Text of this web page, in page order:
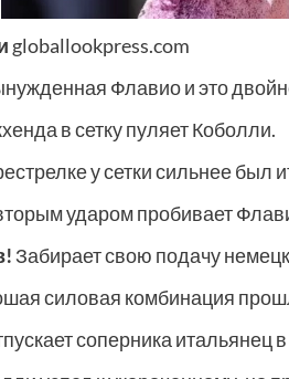
globallookpress.com
Флавио и это
в сетку пуляет Коболли.
у сетки сильнее был
ударом пробивает
Забирает свою подачу
силовая комбинация
соперника итальянец